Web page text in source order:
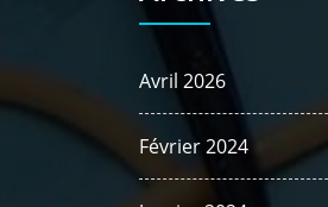
Avril 2026
Février 2024